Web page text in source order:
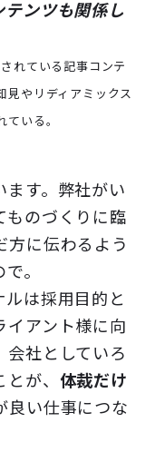
テンツも関係し
れている記事コンテ
見やリディアミックス
いる。
ます。弊社がい
ものづくりに臨
方に伝わるよう
。
は採用目的と
イアント様に向
会社としていろ
が、 体裁だけ
良い仕事につな